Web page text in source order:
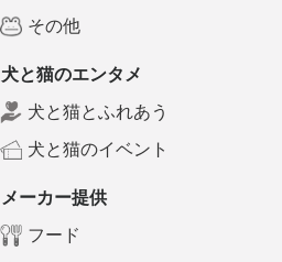
その他
犬と猫のエンタメ
犬と猫とふれあう
犬と猫のイベント
メーカー提供
フード